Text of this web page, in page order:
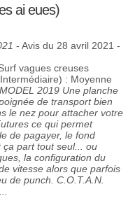
ai eues)
- Avis du 28 avril 2021 -
vagues creuses
: Moyenne
2019 Une planche
de transport bien
le nez pour attacher votre
ce qui permet
de pagayer, le fond
part tout seul... ou
la configuration du
vitesse alors que parfois
de punch. C.O.T.A.N.